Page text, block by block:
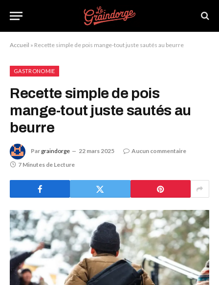
Accueil » Recette simple de pois mange-tout juste sautés au beurre
GASTRONOMIE
Recette simple de pois
mange-tout juste sautés au
beurre
Par graindorge 22 mars 2025
Aucun commentaire
7 Minutes de Lecture